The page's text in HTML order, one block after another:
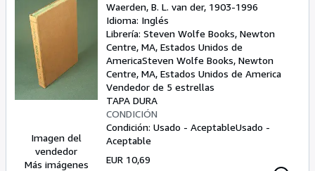
Imagen del
vendedor
Más imágenes
Noether ; translated from the
2d rev. German ed. by Fred Blum
; with revisions and additions by
the author
Waerden, B. L. van der, 1903-1996
Idioma: Inglés
Librería: Steven Wolfe Books, Newton
Centre, MA, Estados Unidos de
AmericaSteven Wolfe Books, Newton
Centre, MA, Estados Unidos de America
Vendedor de 5 estrellas
TAPA DURA
CONDICIÓN
Condición: Usado - AceptableUsado -
Aceptable
EUR 10,69